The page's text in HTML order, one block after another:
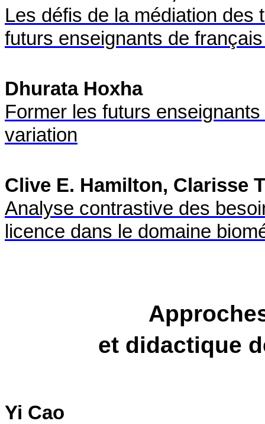
Les défis de la médiation des
futurs enseignants de
Dhurata Hoxha
Former les futurs
variation
Clive E. Hamilton, Clarisse
Analyse contrastive des
licence dans le domaine
et didactique
Yi Cao